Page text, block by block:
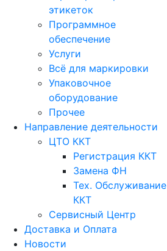
этикеток
Программное
обеспечение
Услуги
Всё для маркировки
Упаковочное
оборудование
Прочее
Направление деятельности
ЦТО ККТ
Регистрация ККТ
Замена ФН
Тех. Обслуживание
ККТ
Сервисный Центр
Доставка и Оплата
Новости